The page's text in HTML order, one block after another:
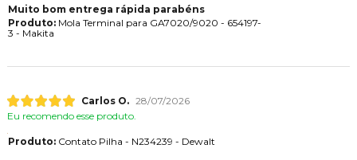
Muito bom entrega rápida parabéns
Produto:Mola Terminal para GA7020/9020 - 654197-
3 - Makita
Carlos O. 28/07/2026
Eu recomendo esse produto.
Produto:Contato Pilha - N234239 - Dewalt